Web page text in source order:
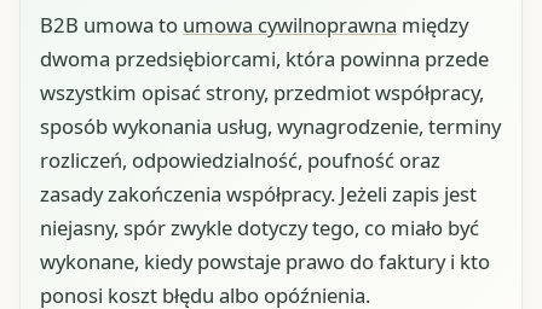
B2B umowa to umowa cywilnoprawna między
dwoma przedsiębiorcami, która powinna przede
wszystkim opisać strony, przedmiot współpracy,
sposób wykonania usług, wynagrodzenie, terminy
rozliczeń, odpowiedzialność, poufność oraz
zasady zakończenia współpracy. Jeżeli zapis jest
niejasny, spór zwykle dotyczy tego, co miało być
wykonane, kiedy powstaje prawo do faktury i kto
ponosi koszt błędu albo opóźnienia.